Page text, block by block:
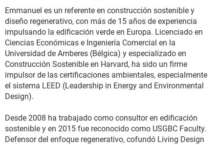
Emmanuel es un referente en construcción sostenible y
diseño regenerativo, con más de 15 años de experiencia
impulsando la edificación verde en Europa. Licenciado en
Ciencias Económicas e Ingeniería Comercial en la
Universidad de Amberes (Bélgica) y especializado en
Construcción Sostenible en Harvard, ha sido un firme
impulsor de las certificaciones ambientales, especialmente
el sistema LEED (Leadership in Energy and Environmental
Design).
Desde 2008 ha trabajado como consultor en edificación
sostenible y en 2015 fue reconocido como USGBC Faculty.
Defensor del enfoque regenerativo, cofundó Living Design